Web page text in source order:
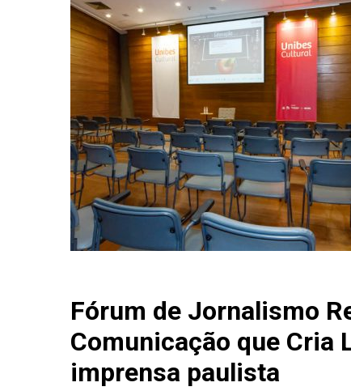
Fórum de Jornalismo
Comunicação que Cria
imprensa paulista